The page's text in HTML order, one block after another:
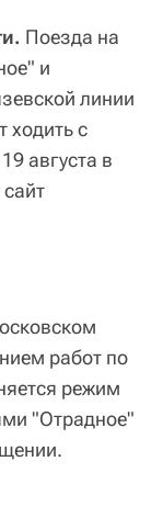
Поезда на
и
линии
ходить с
августа в
работ по
режим
"Отрадное"